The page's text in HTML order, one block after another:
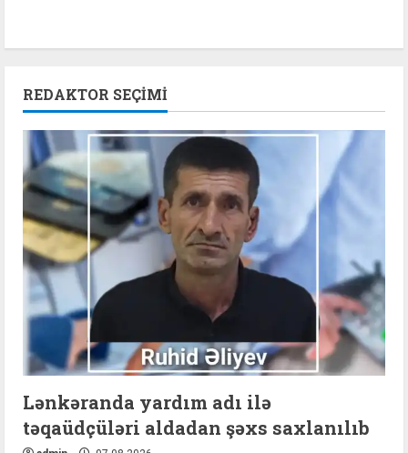
REDAKTOR SEÇIMI
Lənkəranda yardım adı ilə
təqaüdçüləri aldadan şəxs saxlanılıb